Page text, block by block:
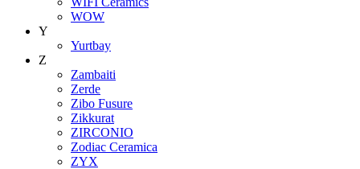
WOW
Y
Yurtbay
Z
Zambaiti
Zerde
Zibo Fusure
Zikkurat
ZIRCONIO
Zodiac Ceramica
ZYX